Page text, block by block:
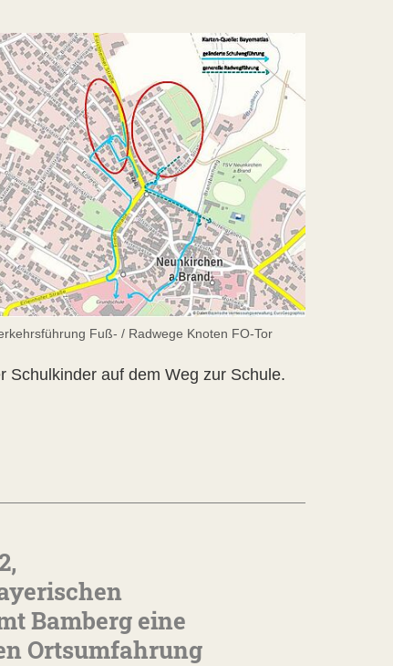
Fuß- / Radwege Knoten FO-Tor
Schulkinder auf dem Weg zur Schule.
Bamberg eine
Ortsumfahrung